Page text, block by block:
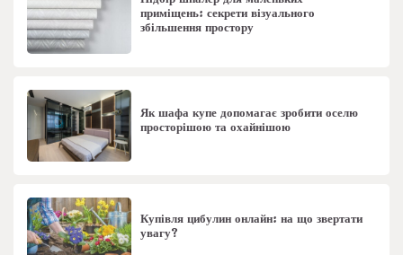
приміщень: секрети візуального
збільшення простору
Як шафа купе допомагає зробити оселю
просторішою та охайнішою
Купівля цибулин онлайн: на що звертати
увагу?